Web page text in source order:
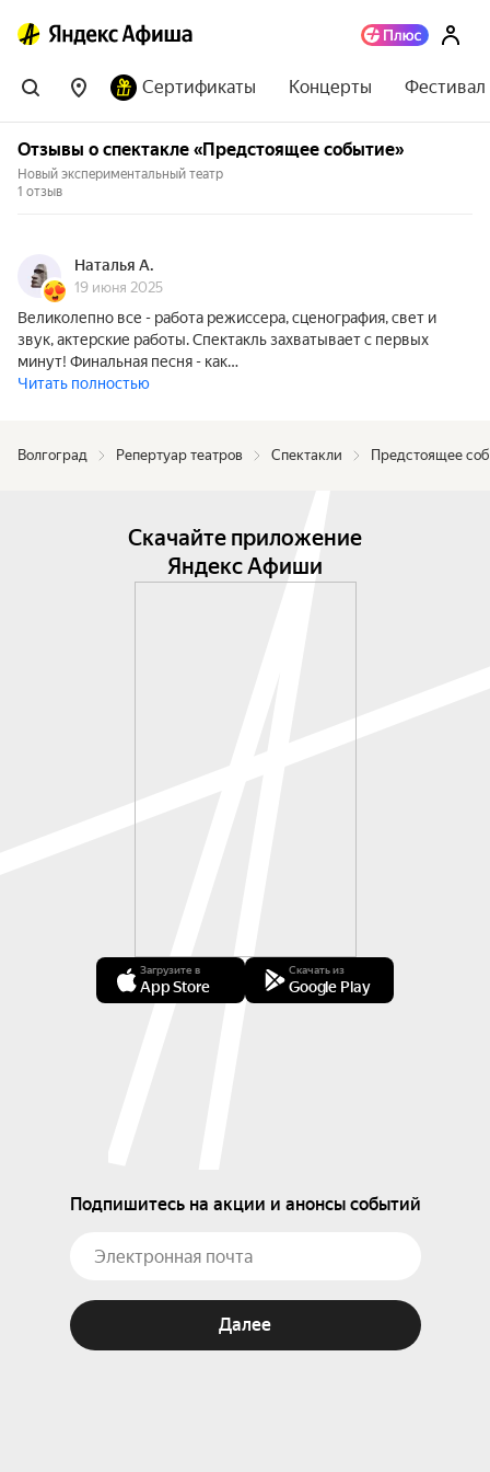
Сертификаты Концерты
Отзывы о спектакле «Предстоящее событие»
Новый экспериментальный театр
1 отзыв
Наталья А.
19 июня 2025
Великолепно все - работа режиссера, сценография, свет и
звук, актерские работы. Спектакль захватывает с первых
минут! Финальная песня - как…
Читать полностью
Волгоград Репертуар театров Спектакли Предстоящее
Скачайте приложение
Яндекс Афиши
Загрузите в
App Store
Скачать из
Google Play
Подпишитесь на акции и анонсы событий
Далее